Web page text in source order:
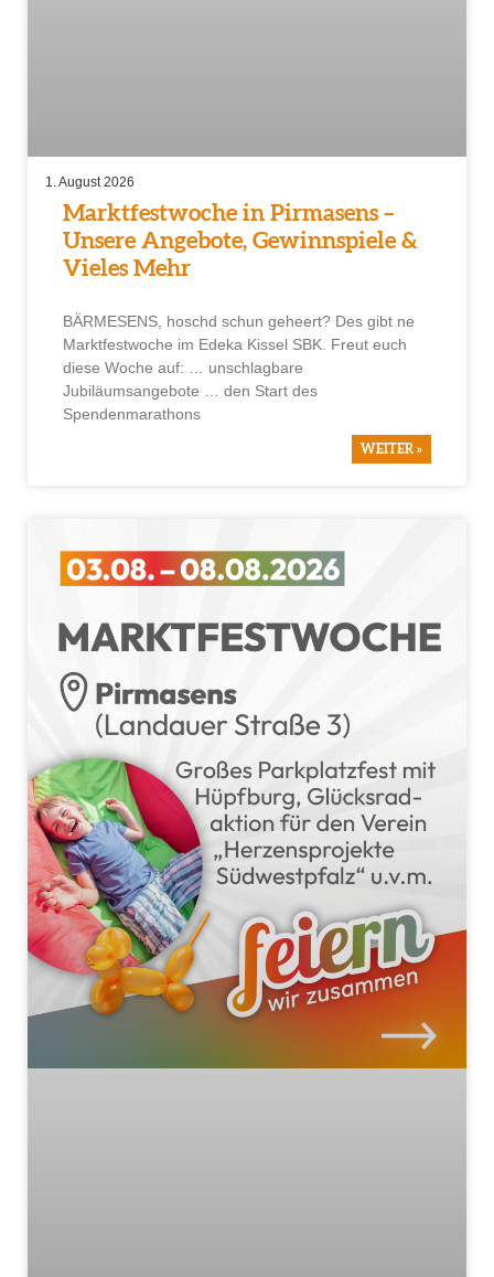
Marktfestwoche in Pirmasens –
Unsere Angebote, Gewinnspiele &
Vieles Mehr
BÄRMESENS, hoschd schun geheert? Des gibt ne
Marktfestwoche im Edeka Kissel SBK. Freut euch
diese Woche auf: … unschlagbare
Jubiläumsangebote … den Start des
Spendenmarathons
WEITER »
1. August 2026